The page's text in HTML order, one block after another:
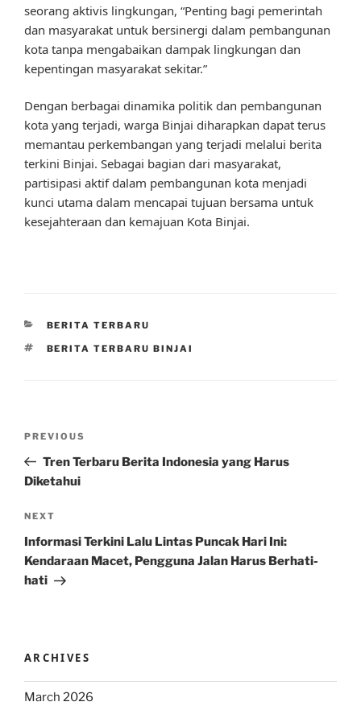
seorang aktivis lingkungan, “Penting bagi pemerintah
dan masyarakat untuk bersinergi dalam pembangunan
kota tanpa mengabaikan dampak lingkungan dan
kepentingan masyarakat sekitar.”
Dengan berbagai dinamika politik dan pembangunan
kota yang terjadi, warga Binjai diharapkan dapat terus
memantau perkembangan yang terjadi melalui berita
terkini Binjai. Sebagai bagian dari masyarakat,
partisipasi aktif dalam pembangunan kota menjadi
kunci utama dalam mencapai tujuan bersama untuk
kesejahteraan dan kemajuan Kota Binjai.
CATEGORIES
BERITA TERBARU
TAGS
BERITA TERBARU BINJAI
Previous
Post
PREVIOUS
Tren Terbaru Berita Indonesia yang Harus
Diketahui
Next
Post
NEXT
Informasi Terkini Lalu Lintas Puncak Hari Ini:
Kendaraan Macet, Pengguna Jalan Harus Berhati-
hati
ARCHIVES
March 2026